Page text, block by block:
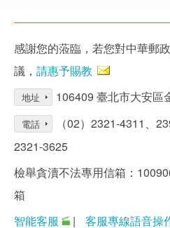
感謝您的蒞臨，若您對中華郵
議， 請惠予賜教
地址 106409 臺北市大安區
電話
（02）2321-4311、
2321-3625
檢舉貪瀆不法專用信箱：
箱
智能客服
| 客服專線語音操